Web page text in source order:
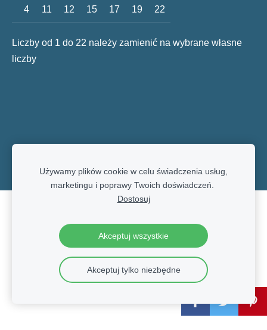
4 11 12 15 17 19 22
Liczby od 1 do 22 należy zamienić na wybrane własne
liczby
Używamy plików cookie w celu świadczenia usług,
marketingu i poprawy Twoich doświadczeń.
Dostosuj
Akceptuj wszystkie
Akceptuj tylko niezbędne